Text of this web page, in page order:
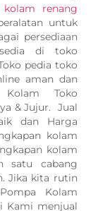
kolam renang
untuk
persediaan
di toko
pedia toko
aman dan
Toko
& Jujur. Jual
dan Harga
kolam
kolam
satu cabang
Jika kita rutin
Kolam
Kami menjual